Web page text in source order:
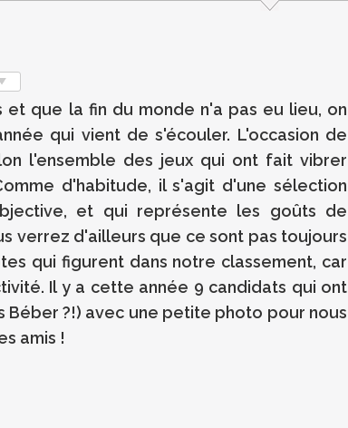
et que la fin du monde n'a pas eu lieu, on
qui vient de s'écouler. L'occasion de
l'ensemble des jeux qui ont fait vibrer
d'habitude, il s'agit d'une sélection
et qui représente les goûts de
verrez d'ailleurs que ce sont pas toujours
qui figurent dans notre classement, car
Il y a cette année 9 candidats qui ont
Béber ?!) avec une petite photo pour nous
amis !